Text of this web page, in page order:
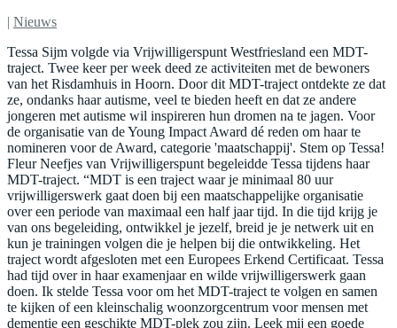
| Nieuws
Tessa Sijm volgde via Vrijwilligerspunt Westfriesland een MDT-
traject. Twee keer per week deed ze activiteiten met de bewoners
van het Risdamhuis in Hoorn. Door dit MDT-traject ontdekte ze dat
ze, ondanks haar autisme, veel te bieden heeft en dat ze andere
jongeren met autisme wil inspireren hun dromen na te jagen. Voor
de organisatie van de Young Impact Award dé reden om haar te
nomineren voor de Award, categorie 'maatschappij'. Stem op Tessa!
Fleur Neefjes van Vrijwilligerspunt begeleidde Tessa tijdens haar
MDT-traject. “MDT is een traject waar je minimaal 80 uur
vrijwilligerswerk gaat doen bij een maatschappelijke organisatie
over een periode van maximaal een half jaar tijd. In die tijd krijg je
van ons begeleiding, ontwikkel je jezelf, breid je je netwerk uit en
kun je trainingen volgen die je helpen bij die ontwikkeling. Het
traject wordt afgesloten met een Europees Erkend Certificaat. Tessa
had tijd over in haar examenjaar en wilde vrijwilligerswerk gaan
doen. Ik stelde Tessa voor om het MDT-traject te volgen en samen
te kijken of een kleinschalig woonzorgcentrum voor mensen met
dementie een geschikte MDT-plek zou zijn. Leek mij een goede